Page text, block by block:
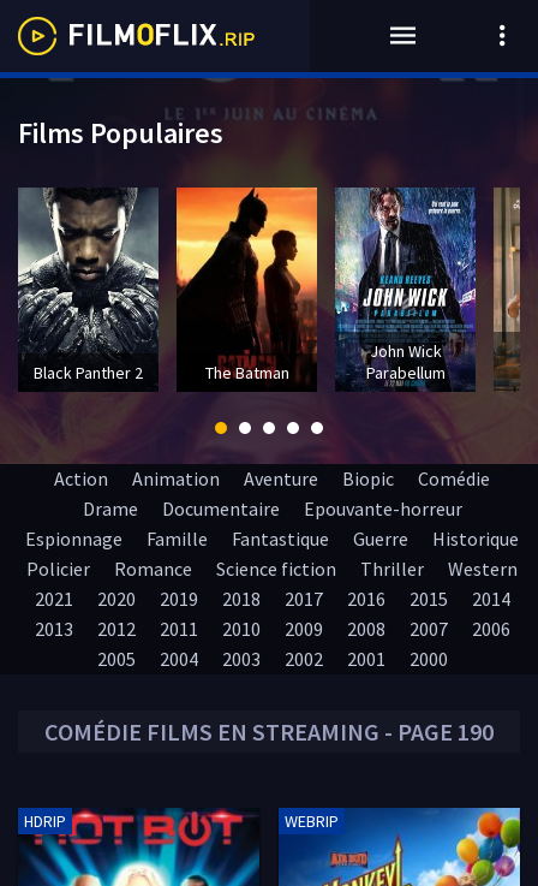
COMÉDIE FILMS EN STREAMING - PAGE 190
HDRIP WEBRIP
Action Animation Aventure Biopic
Comédie
Drame
Documentaire
Epouvante-horreur
Espionnage
Famille Fantastique Guerre
Historique
Policier
Romance Science fiction Thriller
Western
2021
2020 2019 2018 2017 2016 2015
2014
2013
2012 2011 2010 2009 2008 2007
2006
2005
2004 2003 2002 2001 2000
Films Populaires
Black Panther 2 The Batman
John Wick
Parabellum